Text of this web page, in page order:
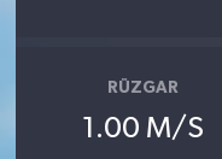
RÜZGAR
1.00 M/S